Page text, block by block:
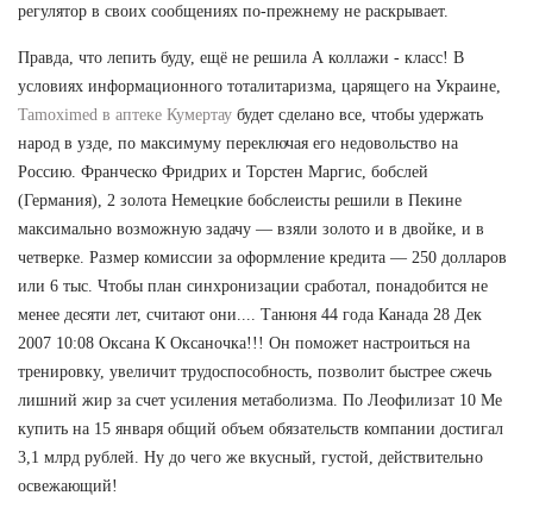
регулятор в своих сообщениях по-прежнему не раскрывает.
Правда, что лепить буду, ещё не решила А коллажи - класс! В
условиях информационного тоталитаризма, царящего на Украине,
Tamoximed в аптеке Кумертау будет сделано все, чтобы удержать
народ в узде, по максимуму переключая его недовольство на
Россию. Франческо Фридрих и Торстен Маргис, бобслей
(Германия), 2 золота Немецкие бобслеисты решили в Пекине
максимально возможную задачу — взяли золото и в двойке, и в
четверке. Размер комиссии за оформление кредита — 250 долларов
или 6 тыс. Чтобы план синхронизации сработал, понадобится не
менее десяти лет, считают они.... Танюня 44 года Канада 28 Дек
2007 10:08 Оксана К Оксаночка!!! Он поможет настроиться на
тренировку, увеличит трудоспособность, позволит быстрее сжечь
лишний жир за счет усиления метаболизма. По Леофилизат 10 Me
купить на 15 января общий объем обязательств компании достигал
3,1 млрд рублей. Ну до чего же вкусный, густой, действительно
освежающий!